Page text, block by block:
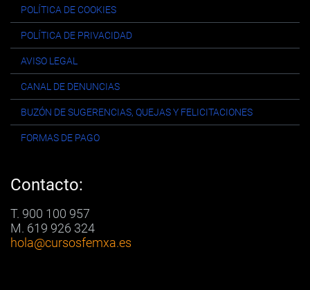
POLÍTICA DE COOKIES
POLÍTICA DE PRIVACIDAD
AVISO LEGAL
CANAL DE DENUNCIAS
BUZÓN DE SUGERENCIAS, QUEJAS Y FELICITACIONES
FORMAS DE PAGO
Contacto:
T. 900 100 957
M. 619 926 324
hola@cursosfemxa.es